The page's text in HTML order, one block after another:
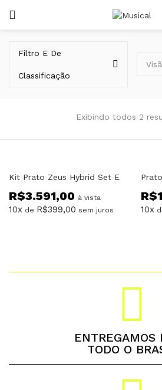
Senha perdida?
Exibindo todos 2
Filtro E De
Classificação
Kit Prato Zeus Hybrid Set E
R$3.591,00 à vista
10x de R$399,00 sem juros
R$
10x
ENTREGAMOS
TODO O